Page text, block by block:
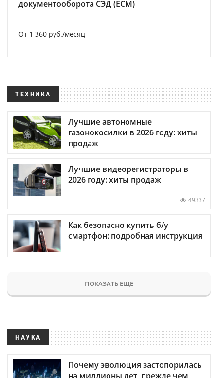
документооборота СЭД (ECM)
От 1 360 руб./месяц
ТЕХНИКА
Лучшие автономные
газонокосилки в 2026 году: хиты
продаж
Лучшие видеорегистраторы в
2026 году: хиты продаж
49337
Как безопасно купить б/у
смартфон: подробная инструкция
ПОКАЗАТЬ ЕЩЕ
НАУКА
Почему эволюция застопорилась
на миллионы лет, прежде чем